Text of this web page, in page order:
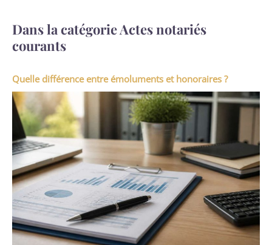
Dans la catégorie Actes notariés
courants
Quelle différence entre émoluments et honoraires ?